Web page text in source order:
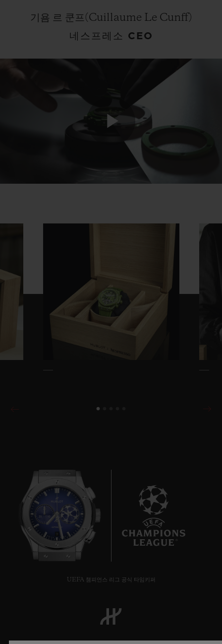
기욤 르 쿤프(Cuillaume Le Cunff)
네스프레소 CEO
Play
UEFA 챔피언스 리그 공식 타임키퍼